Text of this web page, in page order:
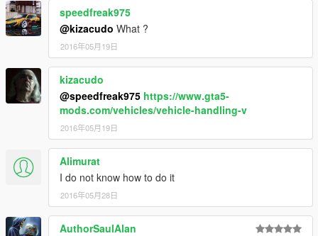
speedfreak975
@kizacudo What ?
2016年05月19日
kizacudo
@speedfreak975 https://www.gta5-
mods.com/vehicles/vehicle-handling-v
2016年05月19日
Alimurat
I do not know how to do it
2016年05月28日
AuthorSaulAlan